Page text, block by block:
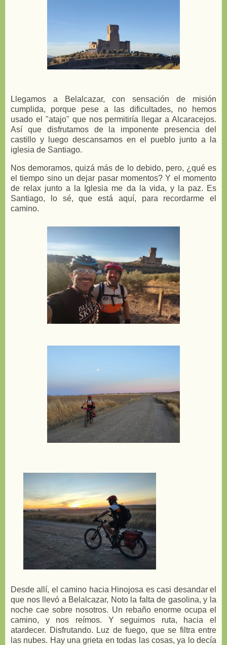
Llegamos a Belalcazar, con sensación de misión
cumplida, porque pese a las dificultades, no hemos
usado el "atajo" que nos permitiría llegar a Alcaracejos.
Así que disfrutamos de la imponente presencia del
castillo y luego descansamos en el pueblo junto a la
iglesia de Santiago.
Nos demoramos, quizá más de lo debido, pero, ¿qué es
el tiempo sino un dejar pasar momentos? Y el momento
de relax junto a la Iglesia me da la vida, y la paz. Es
Santiago, lo sé, que está aquí, para recordarme el
camino.
Desde allí, el camino hacia Hinojosa es casi desandar el
que nos llevó a Belalcazar, Noto la falta de gasolina, y la
noche cae sobre nosotros. Un rebaño enorme ocupa el
camino, y nos reímos. Y seguimos ruta, hacia el
atardecer. Disfrutando. Luz de fuego, que se filtra entre
las nubes. Hay una grieta en todas las cosas, ya lo decía